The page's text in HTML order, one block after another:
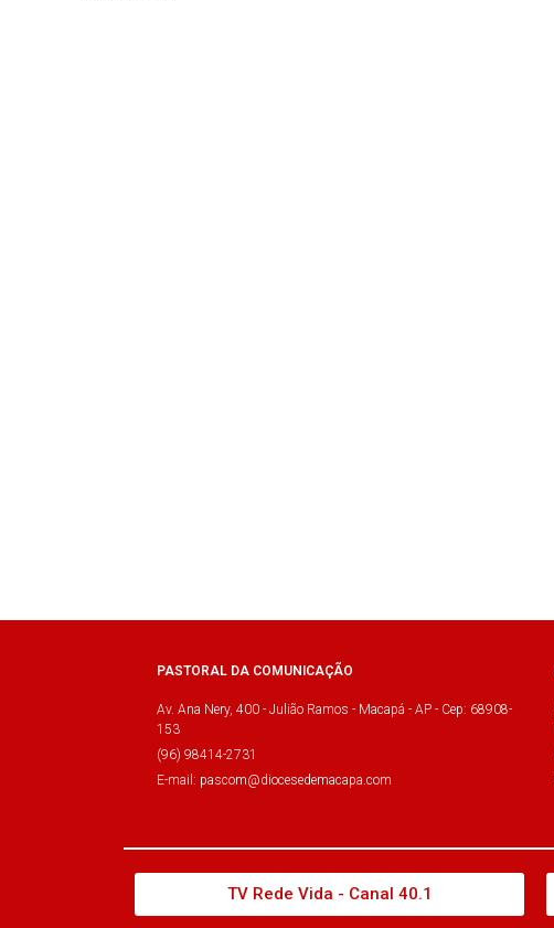
PASTORAL DA COMUNICAÇÃO
Av. Ana Nery, 400 - Julião Ramos - Macapá - AP - Cep: 68908-
153
(96) 98414-2731
E-mail: pascom@diocesedemacapa.com
TV Rede Vida - Canal 40.1